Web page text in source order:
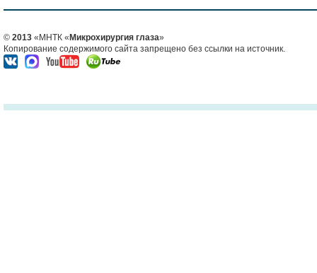
© 2013 «МНТК « Микрохирургия глаза»
Копирование содержимого сайта запрещено без ссылки на источник.